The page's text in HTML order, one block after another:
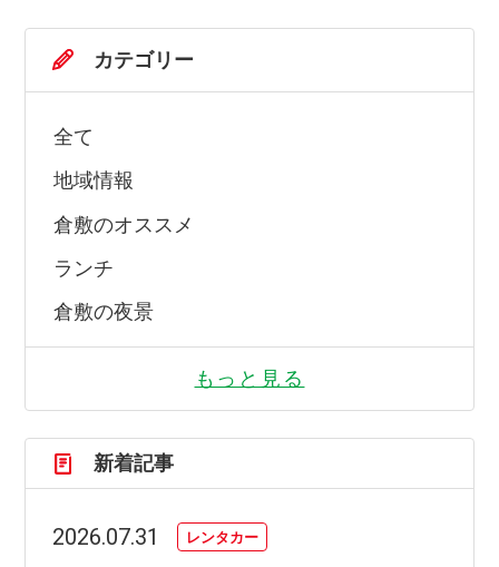
カテゴリー
全て
地域情報
倉敷のオススメ
ランチ
倉敷の夜景
もっと見る
新着記事
2026.07.31 レンタカー